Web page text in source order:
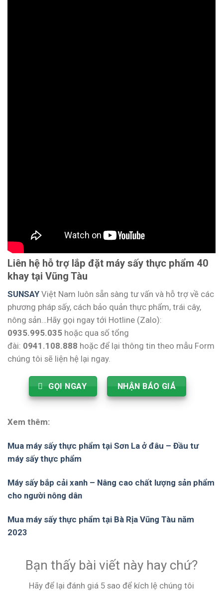
Liên hệ hỗ trợ lắp đặt máy sấy thực phẩm 40
khay tại Vũng Tàu
SUNSAY Việt Nam luôn sẵn sàng tư vấn và hỗ trợ về các
phương pháp sấy, cách bảo quản thực phẩm, trái cây,
nông sản…Hãy gọi ngay tới Hotline (Zalo):
0935.995.035 hoặc qua số tổng
đài: 0941.108.888 hoặc để lại thông tin theo mẫu Form
chúng tôi sẽ liện hệ lại ngay.
GỌI NGAY NHẬN BÁO GIÁ
Xem thêm:
Mua máy sấy thực phẩm tại Sơn La ở đâu – Đầu tư
máy sấy thực phẩm
Máy sấy bắp cải xanh – Nâng cao chất lượng sản phẩm
cho người nông dân
Mua máy sấy thực phẩm tại Bà Rịa Vũng Tàu năm
2023
Bạn thấy bài viết này hay chứ?
Hãy để lại đánh giá 5 sao để kích lệ chúng tôi